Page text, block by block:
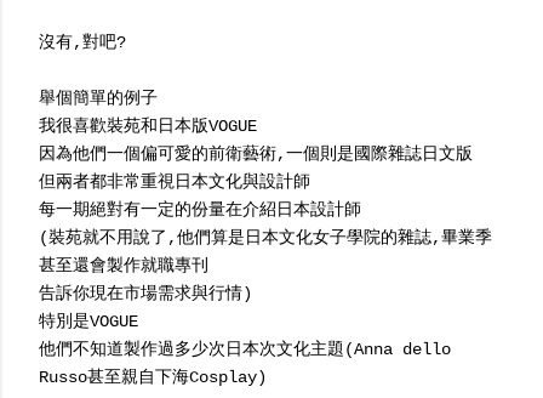
沒有,對吧?
舉個簡單的例子
我很喜歡裝苑和日本版VOGUE
因為他們一個偏可愛的前衛藝術,一個則是國際雜誌日文版
但兩者都非常重視日本文化與設計師
每一期絕對有一定的份量在介紹日本設計師
(裝苑就不用說了,他們算是日本文化女子學院的雜誌,畢業季
甚至還會製作就職專刊
告訴你現在市場需求與行情)
特別是VOGUE
他們不知道製作過多少次日本次文化主題(Anna dello
Russo甚至親自下海Cosplay)